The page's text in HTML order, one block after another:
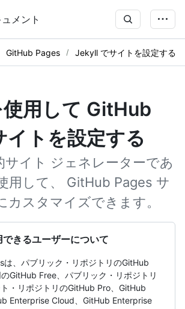
メント
GitHub Pages Jekyll でサイトを設定する
用して GitHub
イトを設定する
サイト ジェネレーターであ
用して、 GitHub Pages サ
カスタマイズできます。
できるユーザーについて
は、パブリック・リポジトリのGitHub
GitHub Free、パブリック・リポジトリ
・リポジトリのGitHub Pro、GitHub
Enterprise Cloud、GitHub Enterprise